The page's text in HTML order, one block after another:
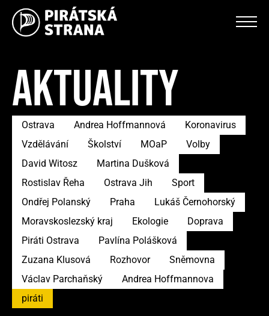
AKTUALITY
Ostrava Andrea Hoffmannová
Koronavirus
Vzdělávání
Školství MOaP
Volby
David Witosz
Martina Dušková
Rostislav Řeha
Ostrava Jih
Sport
Ondřej Polanský
Praha
Lukáš Černohorský
Moravskoslezský kraj
Ekologie
Doprava
Piráti Ostrava
Pavlína Polášková
Zuzana Klusová
Rozhovor
Sněmovna
Václav Parchaňský
Andrea Hoffmannova
piráti